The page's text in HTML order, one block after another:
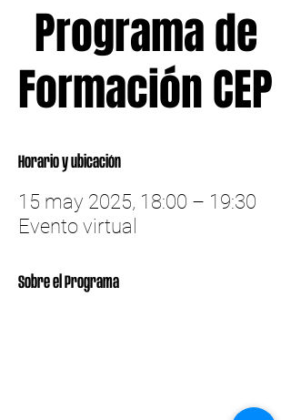
Programa de
Formación CEP
Horario y ubicación
15 may 2025, 18:00 – 19:30
Evento virtual
Sobre el Programa